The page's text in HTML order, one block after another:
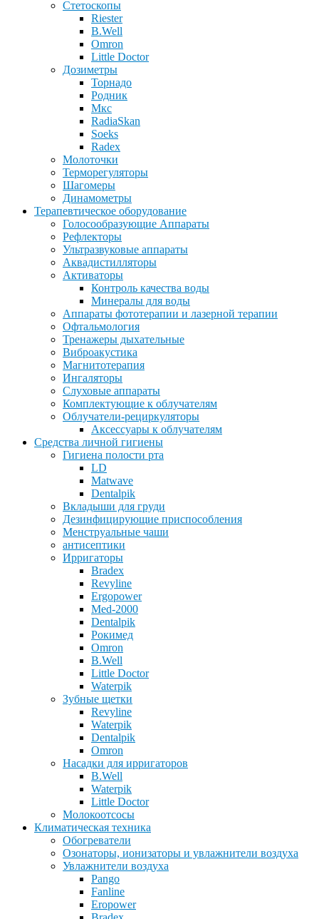
Стетоскопы
Riester
B.Well
Omron
Little Doctor
Дозиметры
Торнадо
Родник
Мкс
RadiaSkan
Soeks
Radex
Молоточки
Терморегуляторы
Шагомеры
Динамометры
Терапевтическое оборудование
Голосообразующие Аппараты
Рефлекторы
Ультразвуковые аппараты
Аквадистилляторы
Активаторы
Контроль качества воды
Минералы для воды
Аппараты фототерапии и лазерной терапии
Офтальмология
Тренажеры дыхательные
Виброакустика
Магнитотерапия
Ингаляторы
Слуховые аппараты
Комплектующие к облучателям
Облучатели-рециркуляторы
Аксессуары к облучателям
Средства личной гигиены
Гигиена полости рта
LD
Matwave
Dentalpik
Вкладыши для груди
Дезинфицирующие приспособления
Менструальные чаши
антисептики
Ирригаторы
Bradex
Revyline
Ergopower
Med-2000
Dentalpik
Рокимед
Omron
B.Well
Little Doctor
Waterpik
Зубные щетки
Revyline
Waterpik
Dentalpik
Omron
Насадки для ирригаторов
B.Well
Waterpik
Little Doctor
Молокоотсосы
Климатическая техника
Обогреватели
Озонаторы, ионизаторы и увлажнители воздуха
Увлажнители воздуха
Pango
Fanline
Eropower